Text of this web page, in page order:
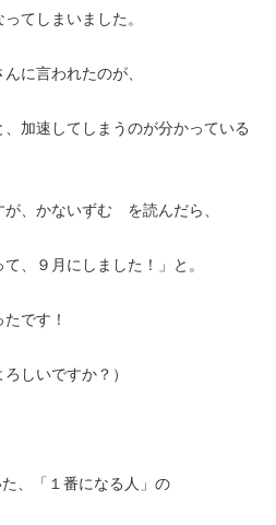
てしまいました。
に言われたのが、
、加速してしまうのが分かっている
、かないずむ を読んだら、
、９月にしました！」と。
です！
しいですか？）
、「１番になる人」の